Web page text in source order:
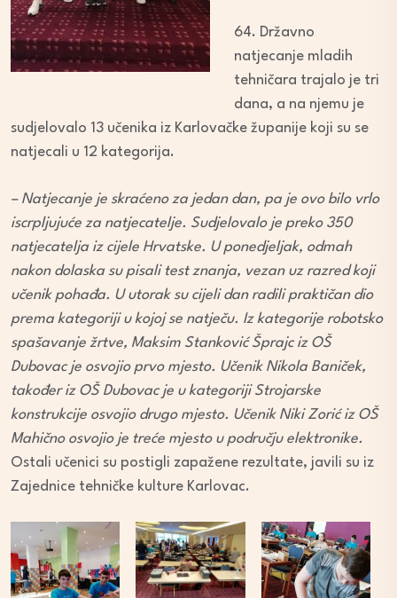
64. Državno
natjecanje mladih
tehničara trajalo je tri
dana, a na njemu je
sudjelovalo 13 učenika iz Karlovačke županije koji su se
natjecali u 12 kategorija.
– Natjecanje je skraćeno za jedan dan, pa je ovo bilo vrlo
iscrpljujuće za natjecatelje. Sudjelovalo je preko 350
natjecatelja iz cijele Hrvatske. U ponedjeljak, odmah
nakon dolaska su pisali test znanja, vezan uz razred koji
učenik pohađa. U utorak su cijeli dan radili praktičan dio
prema kategoriji u kojoj se natječu. Iz kategorije robotsko
spašavanje žrtve, Maksim Stanković Šprajc iz OŠ
Dubovac je osvojio prvo mjesto. Učenik Nikola Baniček,
također iz OŠ Dubovac je u kategoriji Strojarske
konstrukcije osvojio drugo mjesto. Učenik Niki Zorić iz OŠ
Mahično osvojio je treće mjesto u području elektronike.
Ostali učenici su postigli zapažene rezultate, javili su iz
Zajednice tehničke kulture Karlovac.